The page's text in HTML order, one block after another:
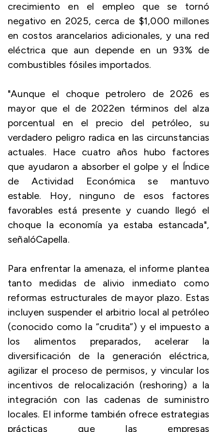
crecimiento en el empleo que se tornó
negativo en 2025, cerca de $1,000 millones
en costos arancelarios adicionales, y una red
eléctrica que aun depende en un 93% de
combustibles fósiles importados.
"Aunque el choque petrolero de 2026 es
mayor que el de 2022en términos del alza
porcentual en el precio del petróleo, su
verdadero peligro radica en las circunstancias
actuales. Hace cuatro años hubo factores
que ayudaron a absorber el golpe y el Índice
de Actividad Económica se mantuvo
estable. Hoy, ninguno de esos factores
favorables está presente y cuando llegó el
choque la economía ya estaba estancada",
señalóCapella.
Para enfrentar la amenaza, el informe plantea
tanto medidas de alivio inmediato como
reformas estructurales de mayor plazo. Estas
incluyen suspender el arbitrio local al petróleo
(conocido como la “crudita”) y el impuesto a
los alimentos preparados, acelerar la
diversificación de la generación eléctrica,
agilizar el proceso de permisos, y vincular los
incentivos de relocalización (reshoring) a la
integración con las cadenas de suministro
locales. El informe también ofrece estrategias
prácticas que las empresas